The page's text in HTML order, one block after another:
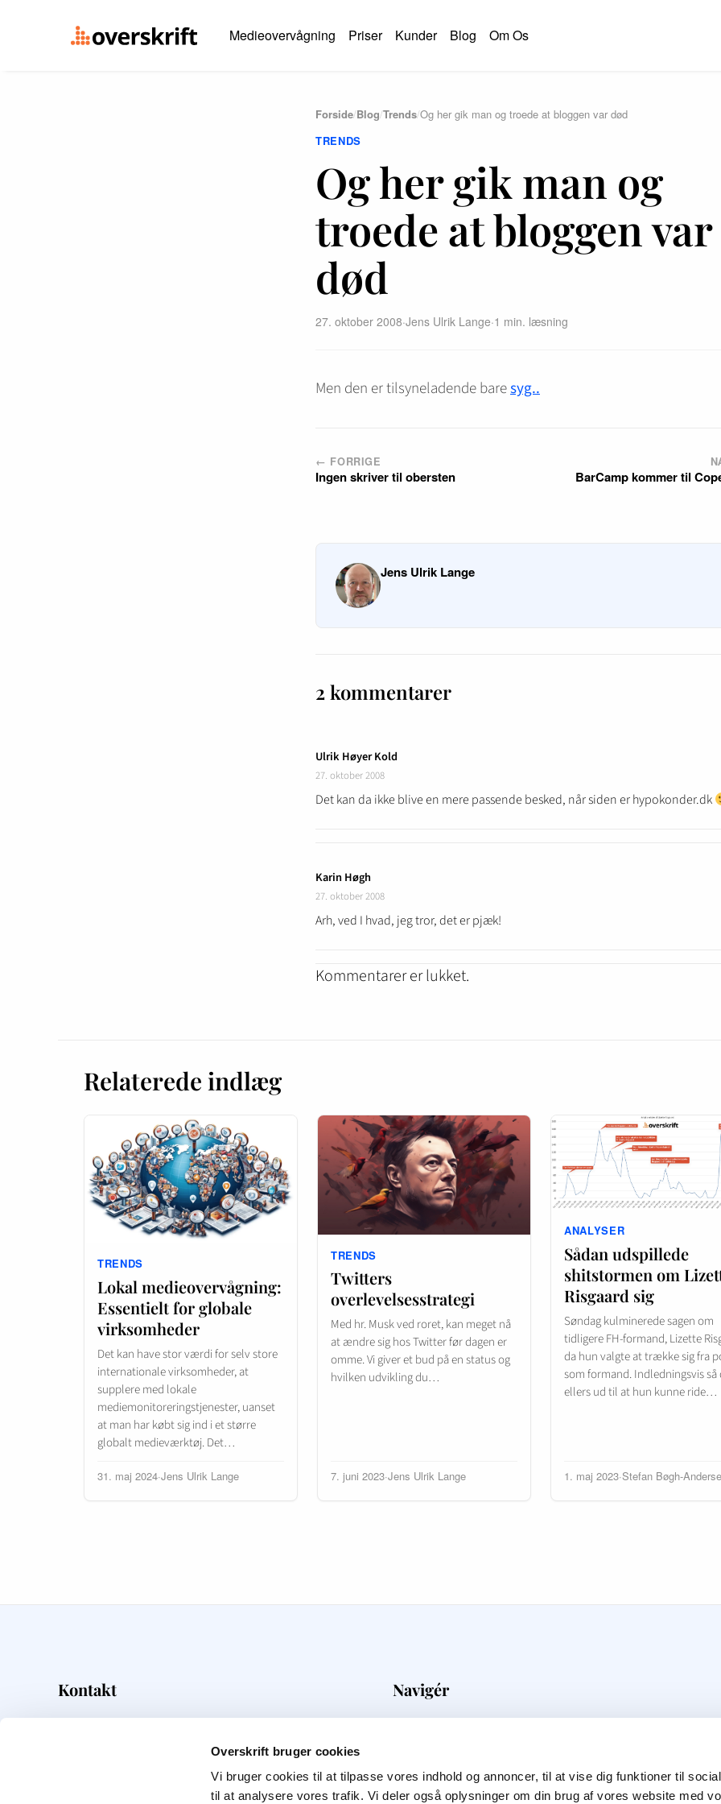
Overskrift bruger cookies
Vi bruger cookies til at tilpasse vores indhold og annoncer, til at vise dig funktioner til
til at analysere vores trafik. Vi deler også oplysninger om din brug af vores website med
Medieovervågning Priser Kunder Blog Om Os
Forside/Blog/Trends/Og her gik man og troede at bloggen var død
TRENDS
Og her gik man og
troede at bloggen var
død
27. oktober 2008·Jens Ulrik Lange·1 min. læsning
Men den er tilsyneladende baresyg..
← FORRIGE
Ingen skriver til obersten BarCamp kommer til
Jens Ulrik Lange
2 kommentarer
Ulrik Høyer Kold
27. oktober 2008
Det kan da ikke blive en mere passende besked, når siden er hypokonder.dk
Karin Høgh
27. oktober 2008
Arh, ved I hvad, jeg tror, det er pjæk!
Kommentarer er lukket.
Relaterede indlæg
TRENDS
Lokal medieovervågning:
Essentielt for globale
virksomheder
Det kan have stor værdi for selv store
internationale virksomheder, at
supplere med lokale
mediemonitoreringstjenester, uanset
at man har købt sig ind i et større
globalt medieværktøj. Det…
31. maj 2024·Jens Ulrik Lange
TRENDS
Twitters
overlevelsesstrategi
Med hr. Musk ved roret, kan meget nå
at ændre sig hos Twitter før dagen er
omme. Vi giver et bud på en status og
hvilken udvikling du…
7. juni 2023·Jens Ulrik Lange
ANALYSER
Sådan udspillede
shitstormen om
Risgaard sig
Søndag kulminerede sagen om
tidligere FH-formand, Lizette
da hun valgte at trække sig fra
som formand. Indledningsvis så
ellers ud til at hun kunne ride…
1. maj 2023·Stefan Bøgh-
Kontakt Navigér
Kunder
Blog